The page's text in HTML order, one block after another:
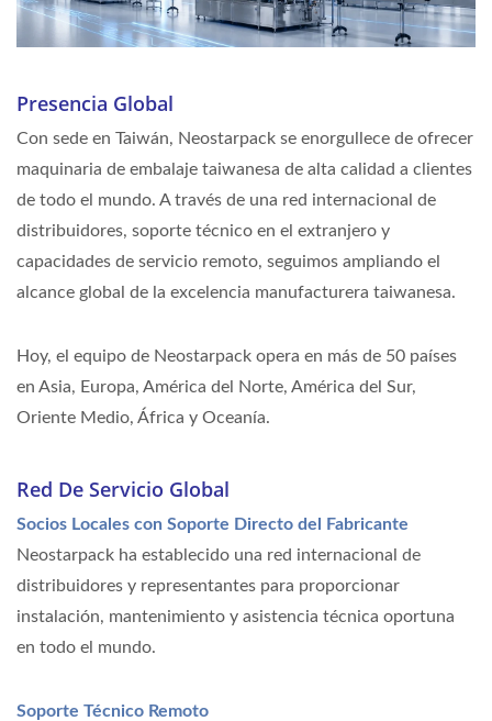
Presencia Global
Con sede en Taiwán, Neostarpack se enorgullece de ofrecer
maquinaria de embalaje taiwanesa de alta calidad a clientes
de todo el mundo. A través de una red internacional de
distribuidores, soporte técnico en el extranjero y
capacidades de servicio remoto, seguimos ampliando el
alcance global de la excelencia manufacturera taiwanesa.
Hoy, el equipo de Neostarpack opera en más de 50 países
en Asia, Europa, América del Norte, América del Sur,
Oriente Medio, África y Oceanía.
Red De Servicio Global
Socios Locales con Soporte Directo del Fabricante
Neostarpack ha establecido una red internacional de
distribuidores y representantes para proporcionar
instalación, mantenimiento y asistencia técnica oportuna
en todo el mundo.
Soporte Técnico Remoto